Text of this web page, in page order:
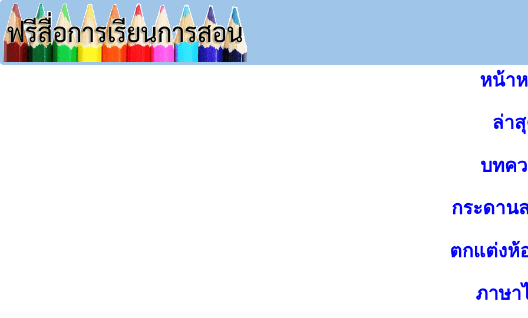
หน้า
ล่า
บทค
กระดาน
ตกแต่งห้
ภาษา